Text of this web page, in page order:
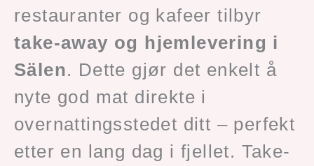
restauranter og kafeer tilbyr
take-away og hjemlevering i
Sälen. Dette gjør det enkelt å
nyte god mat direkte i
overnattingsstedet ditt – perfekt
etter en lang dag i fjellet. Take-